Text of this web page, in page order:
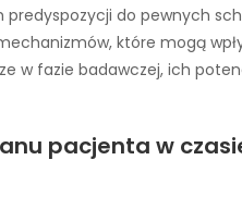
do pewnych
które mogą
w fazie badawczej, ich
pacjenta w